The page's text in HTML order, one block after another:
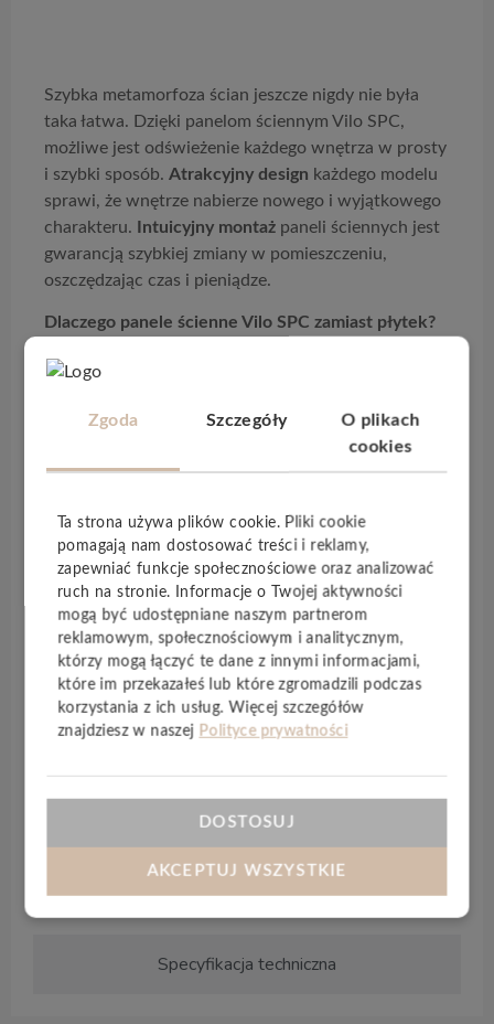
Specyfikacja techniczna
Szybka metamorfoza ścian jeszcze nigdy nie była
taka łatwa. Dzięki panelom ściennym Vilo SPC,
możliwe jest odświeżenie każdego wnętrza w prosty
i szybki sposób. Atrakcyjny design każdego modelu
sprawi, że wnętrze nabierze nowego i wyjątkowego
charakteru.
Intuicyjny montaż paneli ściennych jest
gwarancją szybkiej zmiany w pomieszczeniu,
oszczędzając czas i pieniądze.
Dlaczego panele ścienne Vilo SPC zamiast płytek?
– Są łatwe w montażu, nie wymagają specjalisty ani
– Montaż jest czysty, cięcie nie generuje takiej ilości
krzyżyków dystansowych. Brak konieczności
gruntowania zapewnia wyższą higienę, ponieważ nie
ma dodatkowej powierzchni, na której może
tworzyć się grzyb lub pleśń.
– Klej montażowy błyskawicznie schnie, więc
metamorfoza wnętrza jest bardzo szybka.
– Praca z panelami ściennymi jest prosta, mogą być
trudniejszych punktów.
Zgoda Szczegóły
O plikach
cookies
Ta strona używa plików cookie. Pliki cookie
pomagają nam dostosować treści i reklamy,
zapewniać funkcje społecznościowe oraz analizować
ruch na stronie. Informacje o Twojej aktywności
mogą być udostępniane naszym partnerom
reklamowym, społecznościowym i analitycznym,
którzy mogą łączyć te dane z innymi informacjami,
które im przekazałeś lub które zgromadzili podczas
korzystania z ich usług. Więcej szczegółów
znajdziesz w naszej Polityce prywatności
DOSTOSUJ
AKCEPTUJ WSZYSTKIE